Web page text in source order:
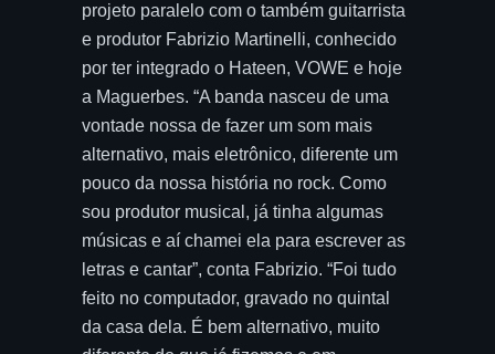
projeto paralelo com o também guitarrista
e produtor Fabrizio Martinelli, conhecido
por ter integrado o Hateen, VOWE e hoje
a Maguerbes. “A banda nasceu de uma
vontade nossa de fazer um som mais
alternativo, mais eletrônico, diferente um
pouco da nossa história no rock. Como
sou produtor musical, já tinha algumas
músicas e aí chamei ela para escrever as
letras e cantar”, conta Fabrizio. “Foi tudo
feito no computador, gravado no quintal
da casa dela. É bem alternativo, muito